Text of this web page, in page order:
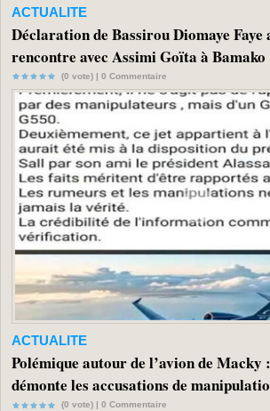
ACTUALITE
Déclaration de Bassirou Diomaye Faye
rencontre avec Assimi Goïta à Bamako
(0 vote) | 0 Commentaire
ACTUALITE
Polémique autour de l’avion de
démonte les accusations de
(0 vote) | 0 Commentaire